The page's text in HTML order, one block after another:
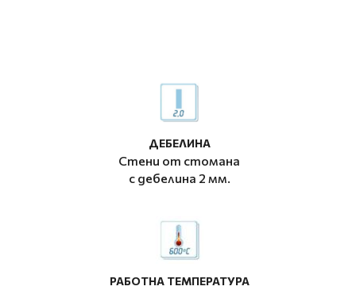
ДЕБЕЛИНА
Стени от стомана
с дебелина 2 мм.
РАБОТНА ТЕМПЕРАТУРА